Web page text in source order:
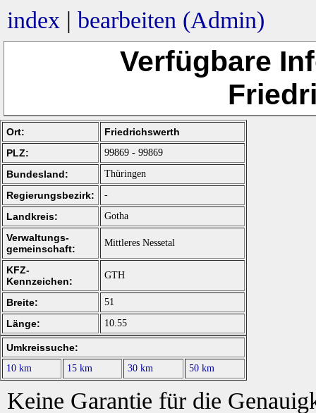
index | bearbeiten (Admin)
Verfügbare
Ort:
Friedrichswerth
PLZ:
99869 - 99869
Bundesland: Thüringen
Regierungsbezirk: -
Landkreis: Gotha
Verwaltungs-
gemeinschaft:
Mittleres Nessetal
KFZ-
Kennzeichen:
GTH
Breite: 51
Länge: 10.55
Umkreissuche:
10 km 15 km 30 km 50 km
Keine Garantie für die